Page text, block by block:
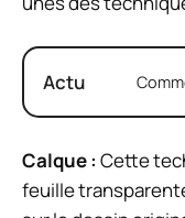
Actu
Calque : Cette
feuille